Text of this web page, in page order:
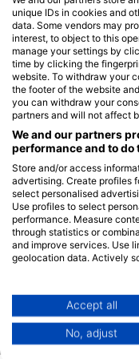
На чотирьох скелястих
Гілі Мімпанг та Гілі
Даса, сильні течії
будете плисти навколо
хто любить
океану майже на
Лембонган та Нуса-
глибоких стін у The
знаменитому кораблі
острів Менджанган, щоб
вантаж із корабля
Чудові місця для
лагуні в Паданг-Бай,
Секретній бухті на
підводного плавання на
корали. Щоб
Острова Богів.
Дайв центри
unique IDs in cookies and
data. Some vendors may
interest, to object to this
manage your settings by
time by clicking the
website. To withdraw your
the footer of the website
you can withdraw your
partners and will not affect
We and our partners
performance and to do
Store and/or access
advertising. Create profiles
select personalised
Use profiles to select
performance. Measure
through statistics or
and improve services. Use
geolocation data. Actively
Data may be shared
Your consent and the
View Partner List (1
Accept all
No, adjust